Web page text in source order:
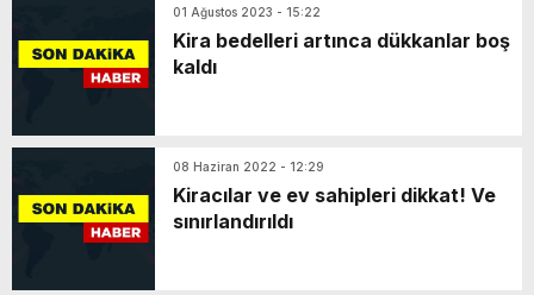
01 Ağustos 2023 - 15:22
Kira bedelleri artınca dükkanlar boş
kaldı
08 Haziran 2022 - 12:29
Kiracılar ve ev sahipleri dikkat! Ve
sınırlandırıldı